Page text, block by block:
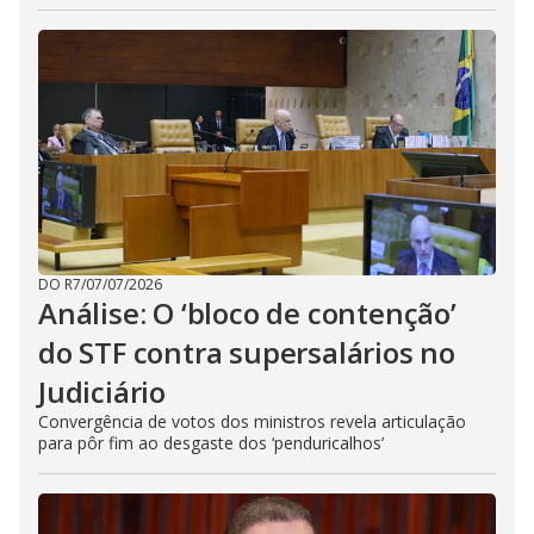
DO R7/07/07/2026
Análise: O ‘bloco de contenção’
do STF contra supersalários no
Judiciário
Convergência de votos dos ministros revela articulação
para pôr fim ao desgaste dos ‘penduricalhos’